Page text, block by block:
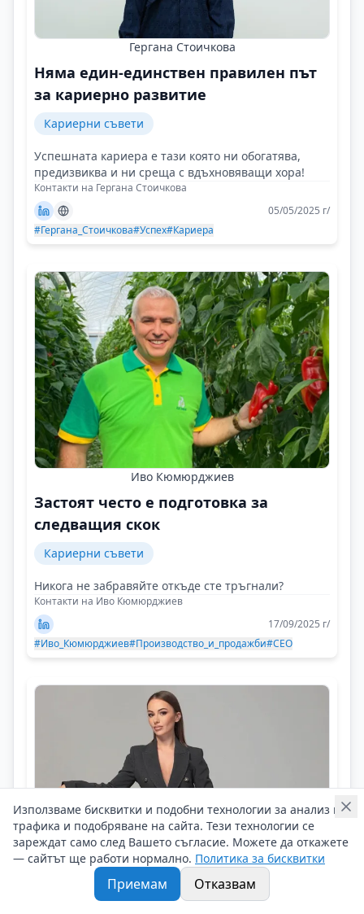
Гергана Стоичкова
Няма един-единствен правилен път
за кариерно развитие
Кариерни съвети
Успешната кариера е тази която ни обогатява,
предизвиква и ни среща с вдъхновяващи хора!
Контакти на Гергана Стоичкова
05/05/2025 г/
#Гергана_Стоичкова#Успех#Кариера
Иво Кюмюрджиев
Застоят често е подготовка за
следващия скок
Кариерни съвети
Никога не забравяйте откъде сте тръгнали?
Контакти на Иво Кюмюрджиев
17/09/2025 г/
#Иво_Кюмюрджиев#Производство_и_продажби#CEO
Глория Николова
Използваме бисквитки и подобни технологии за анализ на
трафика и подобряване на сайта. Тези технологии се
зареждат само след Вашето съгласие. Можете да откажете
— сайтът ще работи нормално. Политика за бисквитки
Приемам Отказвам